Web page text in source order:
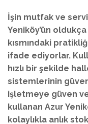
İşin mutfak ve
Yeniköy’ün
kısmındaki
ifade ediyorlar.
hızlı bir şekilde
sistemlerinin
işletmeye güven
kullanan Azur
kolaylıkla anlık